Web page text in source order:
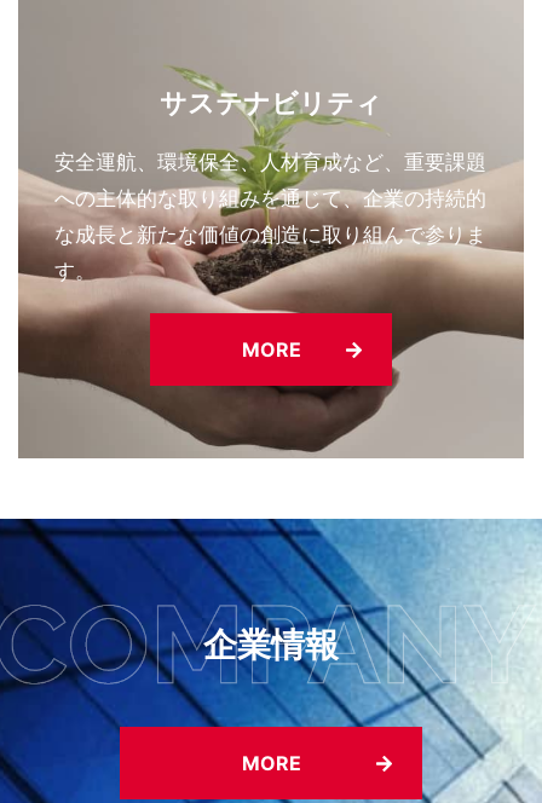
サステナビリティ
安全運航、環境保全、人材育成など、重要課題
への主体的な取り組みを通じて、企業の持続的
な成長と新たな価値の創造に取り組んで参りま
す。
MORE
企業情報
MORE